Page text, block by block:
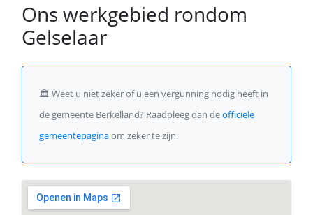
Ons werkgebied rondom
Gelselaar
🏛️ Weet u niet zeker of u een vergunning nodig heeft in
de gemeente Berkelland? Raadpleeg dan deofficiële
gemeentepaginaom zeker te zijn.